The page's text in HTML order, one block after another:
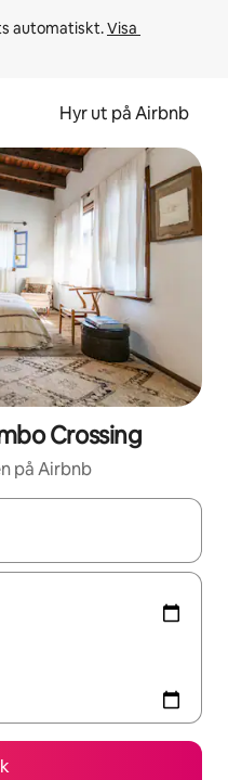
automatiskt. Visa
Hyr ut på Airbnb
Crossing
på Airbnb
du navigera med upp- och